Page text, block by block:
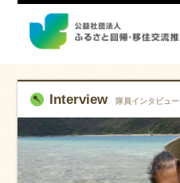
Interview 隊員インタビュー